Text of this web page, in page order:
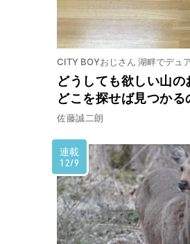
CITY BOYおじさん 湖畔でデュ
どうしても欲しい山の
どこを探せば見つかる
佐藤誠二朗
連載
12/9